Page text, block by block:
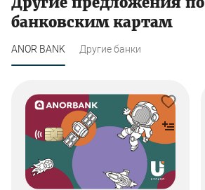
банковским картам
ANOR BANK Другие банки